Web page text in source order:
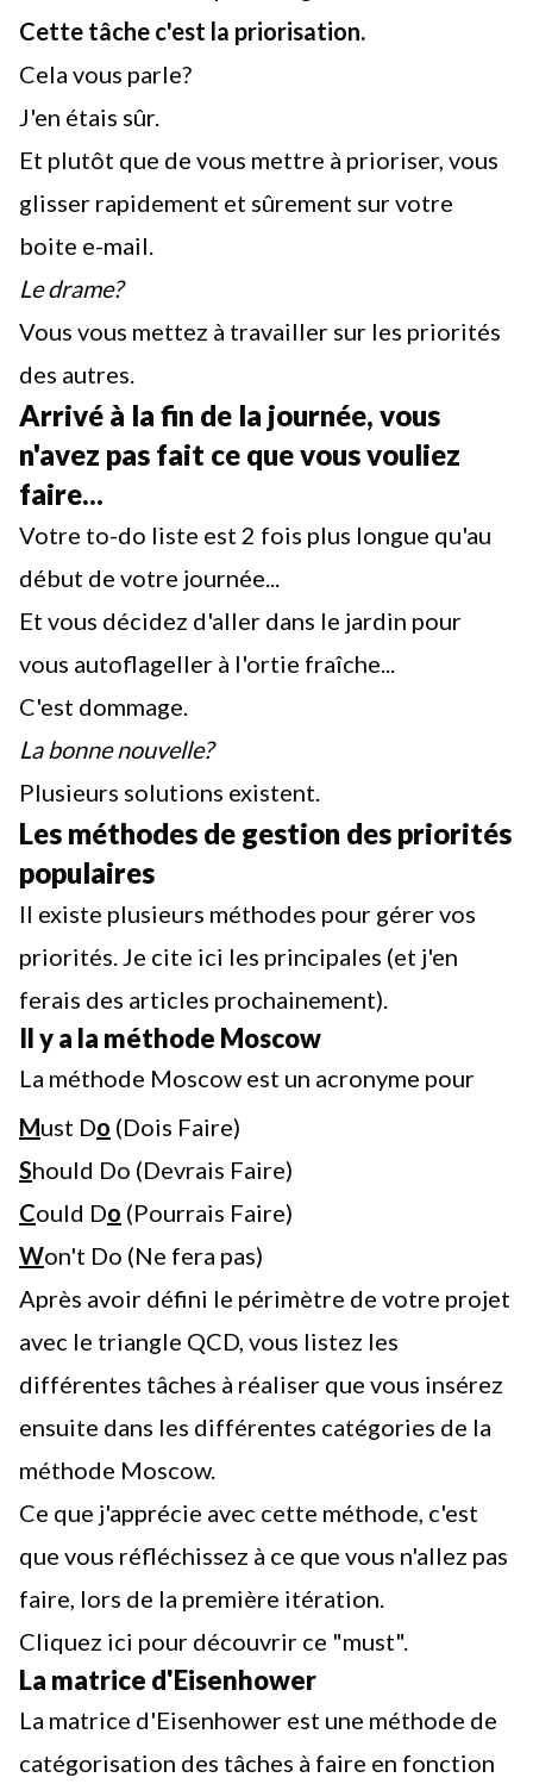
Cette tâche c'est la priorisation.
Cela vous parle?
J'en étais sûr.
Et plutôt que de vous mettre à prioriser, vous
glisser rapidement et sûrement sur votre
boite e-mail.
Le drame?
Vous vous mettez à travailler sur les priorités
des autres.
Arrivé à la fin de la journée, vous
n'avez pas fait ce que vous vouliez
faire...
Votre to-do liste est 2 fois plus longue qu'au
début de votre journée...
Et vous décidez d'aller dans le jardin pour
vous autoflageller à l'ortie fraîche...
C'est dommage.
La bonne nouvelle?
Plusieurs solutions existent.
Les méthodes de gestion des priorités
populaires
Il existe plusieurs méthodes pour gérer vos
priorités. Je cite ici les principales (et j'en
ferais des articles prochainement).
Il y a la méthode Moscow
La méthode Moscow est un acronyme pour
Must Do (Dois Faire)
Should Do (Devrais Faire)
Could Do (Pourrais Faire)
Won't Do (Ne fera pas)
Après avoir défini le périmètre de votre projet
avec le triangle QCD, vous listez les
différentes tâches à réaliser que vous insérez
ensuite dans les différentes catégories de la
méthode Moscow.
Ce que j'apprécie avec cette méthode, c'est
que vous réfléchissez à ce que vous n'allez pas
faire, lors de la première itération.
Cliquez ici pour découvrir ce "must".
La matrice d'Eisenhower
La matrice d'Eisenhower est une méthode de
catégorisation des tâches à faire en fonction